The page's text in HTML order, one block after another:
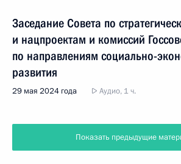
Заседание Совета по
и нацпроектам и комиссий
по направлениям социально-
развития
29 мая 2024 года Аудио, 1 ч.
Показать предыдущие